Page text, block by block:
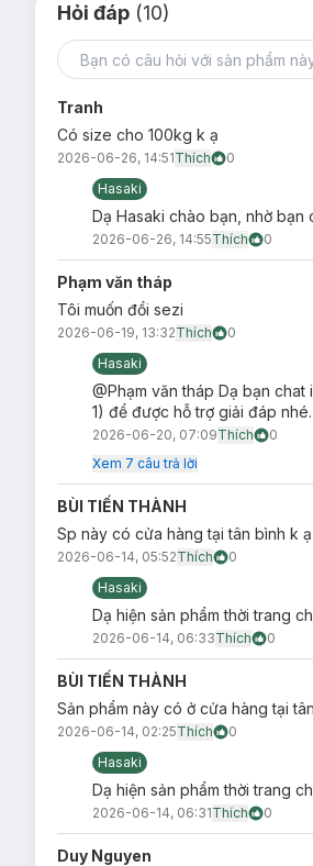
Hỏi đáp (10)
Tranh
Có size cho 100kg k ạ
2026-06-26, 14:51Thích
0
Hasaki
Dạ Hasaki chào bạn, nhờ
2026-06-26, 14:55Thích 0
Phạm văn tháp
Tôi muốn đổi sezi
2026-06-19, 13:32Thích
0
Hasaki
@Phạm văn tháp Dạ bạn
1) để được hỗ trợ giải đáp
2026-06-20, 07:09Thích
0
Xem 7 câu trả lời
BÙI TIẾN THÀNH
Sp này có cửa hàng tại tân bình k ạ
2026-06-14, 05:52Thích
0
Hasaki
Dạ hiện sản phẩm thời trang
2026-06-14, 06:33Thích 0
BÙI TIẾN THÀNH
Sản phẩm này có ở cửa hàng tại
2026-06-14, 02:25Thích
0
Hasaki
Dạ hiện sản phẩm thời trang
2026-06-14, 06:31Thích 0
Duy Nguyen